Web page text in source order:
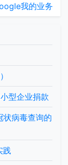
我的业务
型企业捐款
状病毒查询的
践